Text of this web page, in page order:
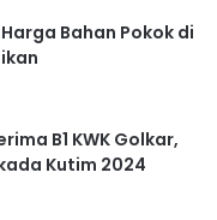
Bahan Pokok di
B1 KWK Golkar,
Kutim 2024